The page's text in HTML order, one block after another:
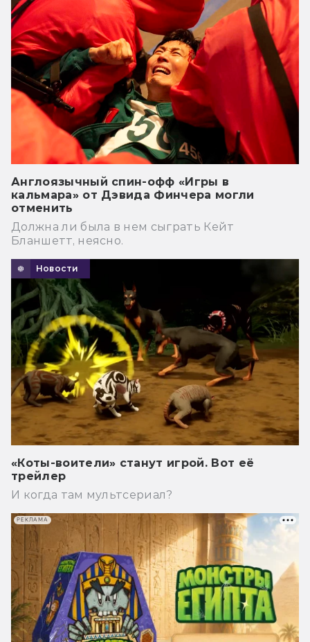
Англоязычный спин-офф «Игры в
кальмара» от Дэвида Финчера могли
отменить
Должна ли была в нем сыграть Кейт
Бланшетт, неясно.
Новости
«Коты-воители» станут игрой. Вот её
трейлер
И когда там мультсериал?
РЕКЛАМА